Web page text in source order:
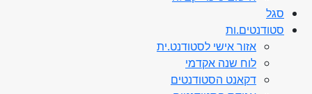
סגל
סטודנטים.ות
אזור אישי לסטודנט.ית
לוח שנה אקדמי
דקאנט הסטודנטים